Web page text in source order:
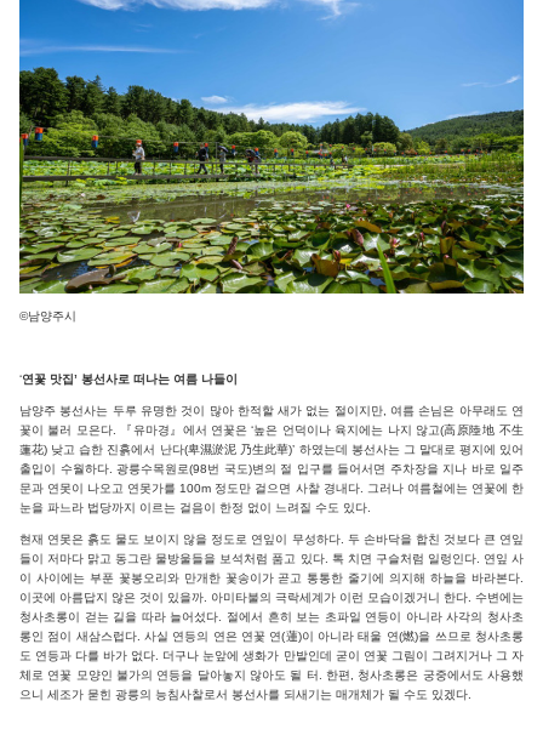
©남양주시
‘연꽃 맛집’ 봉선사로 떠나는 여름 나들이
남양주 봉선사는 두루 유명한 것이 많아 한적할 새가 없는 절이지만, 여름 손님은 아무래도 연
꽃이 불러 모은다. 『유마경』에서 연꽃은 ‘높은 언덕이나 육지에는 나지 않고(高原陸地 不生
蓮花) 낮고 습한 진흙에서 난다(卑濕淤泥 乃生此華)’ 하였는데 봉선사는 그 말대로 평지에 있어
출입이 수월하다. 광릉수목원로(98번 국도)변의 절 입구를 들어서면 주차장을 지나 바로 일주
문과 연못이 나오고 연못가를 100m 정도만 걸으면 사찰 경내다. 그러나 여름철에는 연꽃에 한
눈을 파느라 법당까지 이르는 걸음이 한정 없이 느려질 수도 있다.
현재 연못은 흙도 물도 보이지 않을 정도로 연잎이 무성하다. 두 손바닥을 합친 것보다 큰 연잎
들이 저마다 맑고 동그란 물방울들을 보석처럼 품고 있다. 톡 치면 구슬처럼 일렁인다. 연잎 사
이 사이에는 부푼 꽃봉오리와 만개한 꽃송이가 곧고 통통한 줄기에 의지해 하늘을 바라본다.
이곳에 아름답지 않은 것이 있을까. 아미타불의 극락세계가 이런 모습이겠거니 한다. 수변에는
청사초롱이 걷는 길을 따라 늘어섰다. 절에서 흔히 보는 초파일 연등이 아니라 사각의 청사초
롱인 점이 새삼스럽다. 사실 연등의 연은 연꽃 연(蓮)이 아니라 태울 연(燃)을 쓰므로 청사초롱
도 연등과 다를 바가 없다. 더구나 눈앞에 생화가 만발인데 굳이 연꽃 그림이 그려지거나 그 자
체로 연꽃 모양인 불가의 연등을 달아놓지 않아도 될 터. 한편, 청사초롱은 궁중에서도 사용했
으니 세조가 묻힌 광릉의 능침사찰로서 봉선사를 되새기는 매개체가 될 수도 있겠다.